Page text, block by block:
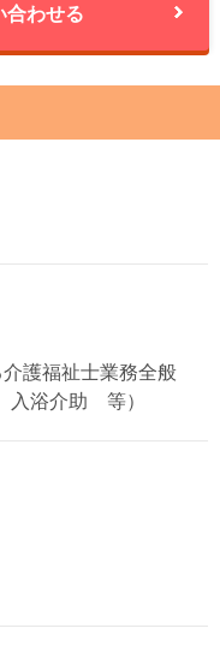
合わせる
護福祉士業務全般
入浴介助 等）